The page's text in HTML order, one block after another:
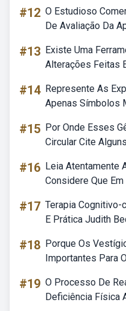
#12 O Estudioso
De Avaliação Da
#13 Existe Uma
Alterações Feitas
#14 Represente As
Apenas Símbolos
#15 Por Onde Esses
Circular Cite
#16 Leia Atentamente
Considere Que
#17 Terapia Cognitivo-
E Prática Judith
#18 Porque Os
Importantes Para
#19 O Processo De
Deficiência Física